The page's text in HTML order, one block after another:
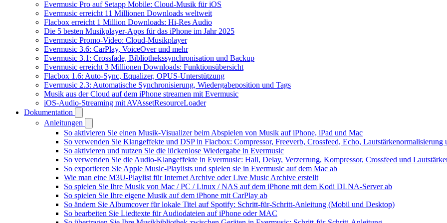
Evermusic Pro auf Setapp Mobile: Cloud-Musik für iOS
Evermusic erreicht 11 Millionen Downloads weltweit
Flacbox erreicht 1 Million Downloads: Hi-Res Audio
Die 5 besten Musikplayer-Apps für das iPhone im Jahr 2025
Evermusic Promo-Video: Cloud-Musikplayer
Evermusic 3.6: CarPlay, VoiceOver und mehr
Evermusic 3.1: Crossfade, Bibliothekssynchronisation und Backup
Evermusic erreicht 3 Millionen Downloads: Funktionsübersicht
Flacbox 1.6: Auto-Sync, Equalizer, OPUS-Unterstützung
Evermusic 2.3: Automatische Synchronisierung, Wiedergabeposition und Tags
Musik aus der Cloud auf dem iPhone streamen mit Evermusic
iOS-Audio-Streaming mit AVAssetResourceLoader
Dokumentation
Anleitungen
So aktivieren Sie einen Musik-Visualizer beim Abspielen von Musik auf iPhone, iPad und Mac
So verwenden Sie Klangeffekte und DSP in Flacbox: Compressor, Freeverb, Crossfeed, Echo, Lautstärkenormalisierung
So aktivieren und nutzen Sie die lückenlose Wiedergabe in Evermusic
So verwenden Sie die Audio-Klangeffekte in Evermusic: Hall, Delay, Verzerrung, Kompressor, Crossfeed und
So exportieren Sie Apple Music-Playlists und spielen sie in Evermusic auf dem Mac ab
Wie man eine M3U-Playlist für Internet Archive oder Live Music Archive erstellt
So spielen Sie Ihre Musik von Mac / PC / Linux / NAS auf dem iPhone mit dem Kodi DLNA-Server ab
So spielen Sie Ihre eigene Musik auf dem iPhone mit CarPlay ab
So ändern Sie Albumcover für lokale Titel auf Spotify: Schritt-für-Schritt-Anleitung (Mobil und Desktop)
So bearbeiten Sie Liedtexte für Audiodateien auf iPhone oder MAC